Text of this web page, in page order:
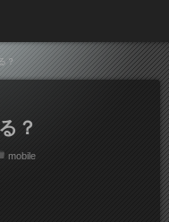
？
？
mobile